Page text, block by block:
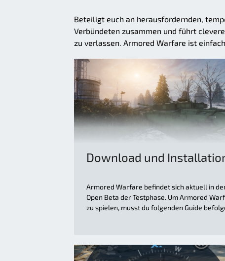
Beteiligt euch an herausfordernden,
Verbündeten zusammen und führt
zu verlassen. Armored Warfare ist
Download und
Armored Warfare befindet sich aktuell in
Open Beta der Testphase. Um Armored
zu spielen, musst du folgenden Guide